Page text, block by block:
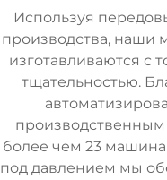
Используя
производства, наши
изготавливаются с
тщательностью.
более чем 23
под давлением мы